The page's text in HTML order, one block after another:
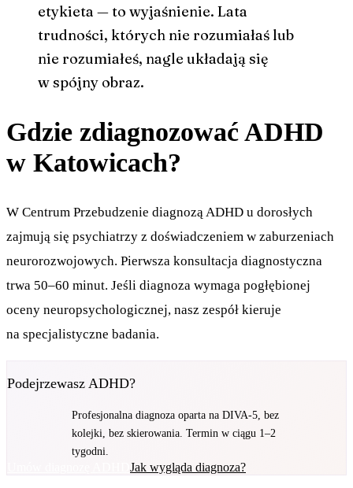
etykieta — to wyjaśnienie. Lata
trudności, których nie rozumiałaś lub
nie rozumiałeś, nagle układają się
w spójny obraz.
Gdzie zdiagnozować ADHD
w Katowicach?
W Centrum Przebudzenie diagnozą ADHD u dorosłych
zajmują się psychiatrzy z doświadczeniem w zaburzeniach
neurorozwojowych. Pierwsza konsultacja diagnostyczna
trwa 50–60 minut. Jeśli diagnoza wymaga pogłębionej
oceny neuropsychologicznej, nasz zespół kieruje
na specjalistyczne badania.
Podejrzewasz ADHD?
Profesjonalna diagnoza oparta na DIVA-5, bez
kolejki, bez skierowania. Termin w ciągu 1–2
tygodni.
Jak wygląda diagnoza?